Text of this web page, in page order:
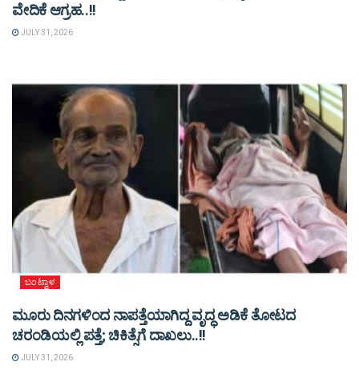
ವೇದಿಕೆ ಆಗ್ರಹ..!!
JULY 31, 2026
ಬಂಟ್ವಾಳ
ಮೂರು ದಿನಗಳಿಂದ ನಾಪತ್ತೆಯಾಗಿದ್ದ ವೃದ್ಧ ಅಡಿಕೆ ತೋಟದ
ಚರಂಡಿಯಲ್ಲಿ ಪತ್ತೆ; ಚಿಕಿತ್ಸೆಗೆ ದಾಖಲು..!!
JULY 31, 2026